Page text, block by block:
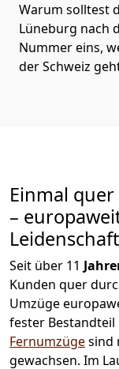
Warum solltest
Lüneburg nach
Nummer eins,
der Schweiz
Einmal
–
Leidenschaft
Seit über 11
Kunden quer
Umzüge
fester
Fernumzügesind
gewachsen. Im